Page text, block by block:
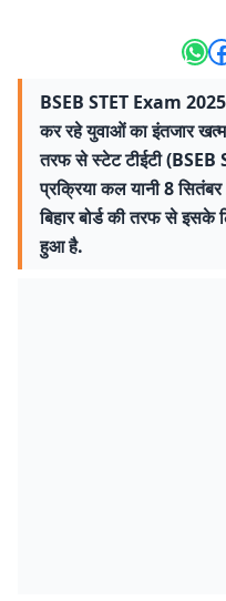
BSEB STET Exam 2025:
कर रहे युवाओं का इंतजार खत्म
तरफ से स्टेट टीईटी
प्रक्रिया कल यानी 8
बिहार बोर्ड की तरफ से इसके
हुआ है.